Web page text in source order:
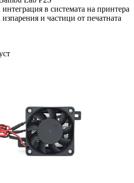
в системата на принтера
и частици от печатната